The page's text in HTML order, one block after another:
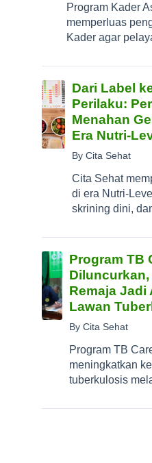
Program Kader
memperluas
Kader agar
Dari Label
Perilaku:
Menahan
Era Nutri-
By Cita Sehat
Cita Sehat
di era Nutri-
skrining dini,
Program TB
Diluncurkan,
Remaja Jadi
Lawan
By Cita Sehat
Program TB
meningkatkan
tuberkulosis